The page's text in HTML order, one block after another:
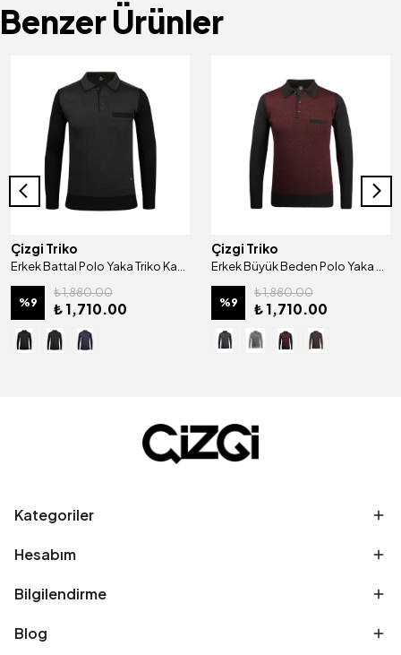
Benzer Ürünler
Çizgi Triko
Erkek Battal Polo Yaka Triko Kazak Desenli Kol Ve Bel Lastikli Çelik Örgü Klasik Kalıp - 5014FB
%9
₺ 1,880.00
₺ 1,710.00
Çizgi Triko
Erkek Büyük Beden Polo Yaka Kazak Desenli Kol Ve Bel Lastikli Çelik Örgü Klasik Kalıp - 4812FB
%9
₺ 1,880.00
₺ 1,710.00
Kategoriler
Hesabım
Bilgilendirme
Blog